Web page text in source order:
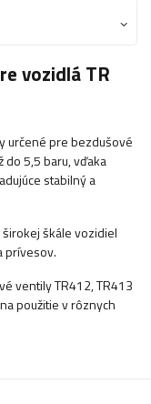
vozidlá TR
určené pre bezdušové
do 5,5 baru, vďaka
stabilný a
škále vozidiel
prívesov.
ventily TR412, TR413
použitie v rôznych